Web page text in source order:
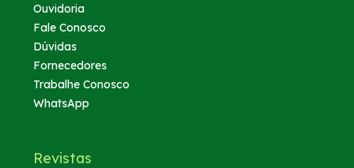
Ouvidoria
Fale Conosco
Dúvidas
Fornecedores
Trabalhe Conosco
WhatsApp
Revistas